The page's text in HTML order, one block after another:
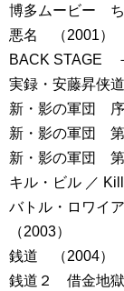
博多ムービー
悪名 （2001）
BACK STAGE
実録・安藤昇侠
新・影の軍団
新・影の軍団
新・影の軍団
キル・ビル ／
バトル・ロワイ
（2003）
銭道 （2004）
銭道２ 借金地